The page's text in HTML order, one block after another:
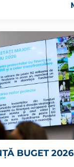
BUGET 2026